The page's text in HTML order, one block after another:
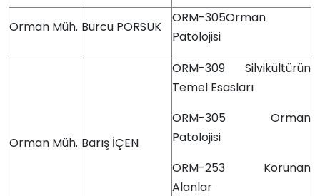
Orman Müh. Burcu PORSUK
ORM-305Orman
Patolojisi
Orman Müh. Barış İÇEN
ORM-309 Silvikültürün
Temel Esasları
ORM-305 Orman
Patolojisi
ORM-253 Korunan
Alanlar